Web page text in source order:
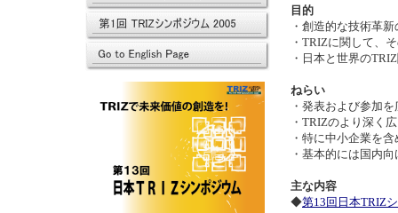
目的
・創造的な技術革
・TRIZに関して、
・日本と世界の
ねらい
・発表および参加
・TRIZのより深く
・特に中小企業を
・基本的には国内
主な内容
◆第13回日本TRIZ